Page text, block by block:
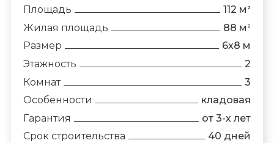
Площадь
112 м 2
Жилая площадь 88 м 2
Размер
6х8 м
Этажность
2
Комнат
3
Особенности
кладовая
Гарантия
от 3-х лет
Срок строительства
40 дней